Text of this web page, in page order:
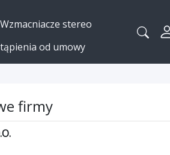
Wzmacniacze stereo
od umowy
firmy